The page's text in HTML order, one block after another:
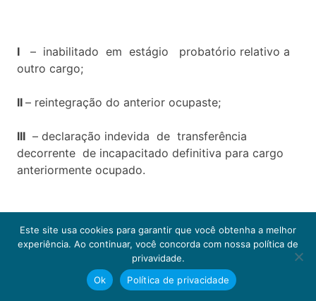
I – inabilitado em estágio probatório relativo a
outro cargo;
II – reintegração do anterior ocupaste;
III – declaração indevida de transferência
decorrente de incapacitado definitiva para cargo
anteriormente ocupado.
Parágrafo Primeiro– Na inexistência de vaga até
sua ocorrência, o servidor reconduzido fica na
condição de excedente, sem perda de seus
Este site usa cookies para garantir que você obtenha a melhor
experiência. Ao continuar, você concorda com nossa política de
privavidade.
Ok
Política de privacidade